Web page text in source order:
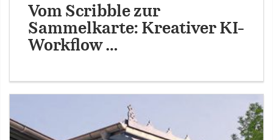
Vom Scribble zur
Sammelkarte: Kreativer KI-
Workflow …